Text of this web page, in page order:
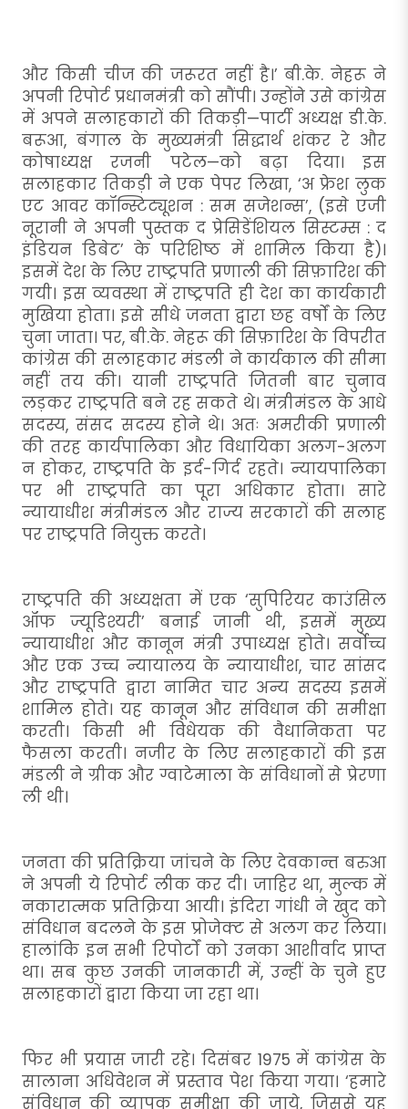
और किसी चीज की जरूरत नहीं है।’ बी.के. नेहरू ने
अपनी रिपोर्ट प्रधानमंत्री को सौंपी। उन्होंने उसे कांग्रेस
में अपने सलाहकारों की तिकड़ी—पार्टी अध्यक्ष डी.के.
बरूआ, बंगाल के मुख्यमंत्री सिद्धार्थ शंकर रे और
कोषाध्यक्ष रजनी पटेल—को बढ़ा दिया। इस
सलाहकार तिकड़ी ने एक पेपर लिखा, ‘अ फ्रेश लुक
एट आवर कॉन्स्टिट्यूशन : सम सजेशन्स’, (इसे एजी
नूरानी ने अपनी पुस्तक द प्रेसिडेंशियल सिस्टम्स : द
इंडियन डिबेट’ के परिशिष्ठ में शामिल किया है)।
इसमें देश के लिए राष्ट्रपति प्रणाली की सिफ़ारिश की
गयी। इस व्यवस्था में राष्ट्रपति ही देश का कार्यकारी
मुखिया होता। इसे सीधे जनता द्वारा छह वर्षों के लिए
चुना जाता। पर, बी.के. नेहरू की सिफ़ारिश के विपरीत
कांग्रेस की सलाहकार मंडली ने कार्यकाल की सीमा
नहीं तय की। यानी राष्ट्रपति जितनी बार चुनाव
लड़कर राष्ट्रपति बने रह सकते थे। मंत्रीमंडल के आधे
सदस्य, संसद सदस्य होने थे। अतः अमरीकी प्रणाली
की तरह कार्यपालिका और विधायिका अलग-अलग
न होकर, राष्ट्रपति के इर्द-गिर्द रहते। न्यायपालिका
पर भी राष्ट्रपति का पूरा अधिकार होता। सारे
न्यायाधीश मंत्रीमंडल और राज्य सरकारों की सलाह
पर राष्ट्रपति नियुक्त करते।
राष्ट्रपति की अध्यक्षता में एक ‘सुपिरियर काउंसिल
ऑफ ज्यूडिश्यरी’ बनाई जानी थी, इसमें मुख्य
न्यायाधीश और कानून मंत्री उपाध्यक्ष होते। सर्वोच्च
और एक उच्च न्यायालय के न्यायाधीश, चार सांसद
और राष्ट्रपति द्वारा नामित चार अन्य सदस्य इसमें
शामिल होते। यह कानून और संविधान की समीक्षा
करती। किसी भी विधेयक की वैधानिकता पर
फैसला करती। नजीर के लिए सलाहकारों की इस
मंडली ने ग्रीक और ग्वाटेमाला के संविधानों से प्रेरणा
ली थी।
जनता की प्रतिक्रिया जांचने के लिए देवकान्त बरुआ
ने अपनी ये रिपोर्ट लीक कर दी। जाहिर था, मुल्क में
नकारात्मक प्रतिक्रिया आयी। इंदिरा गांधी ने खुद को
संविधान बदलने के इस प्रोजेक्ट से अलग कर लिया।
हालांकि इन सभी रिपोर्टों को उनका आशीर्वाद प्राप्त
था। सब कुछ उनकी जानकारी में, उन्हीं के चुने हुए
सलाहकारों द्वारा किया जा रहा था।
फिर भी प्रयास जारी रहे। दिसंबर 1975 में कांग्रेस के
सालाना अधिवेशन में प्रस्ताव पेश किया गया। ‘हमारे
संविधान की व्यापक समीक्षा की जाये, जिससे यह